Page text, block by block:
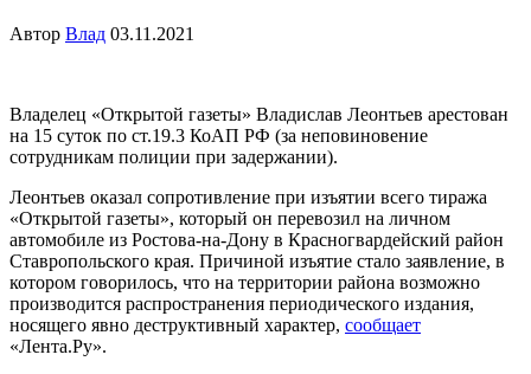
Автор Влад 03.11.2021
Владелец «Открытой газеты» Владислав Леонтьев арестован
на 15 суток по ст.19.3 КоАП РФ (за неповиновение
сотрудникам полиции при задержании).
Леонтьев оказал сопротивление при изъятии всего тиража
«Открытой газеты», который он перевозил на личном
автомобиле из Ростова-на-Дону в Красногвардейский район
Ставропольского края. Причиной изъятие стало заявление, в
котором говорилось, что на территории района возможно
производится распространения периодического издания,
носящего явно деструктивный характер, сообщает
«Лента.Ру».